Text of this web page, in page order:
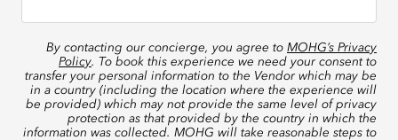
By contacting our concierge, you agree to MOHG’s Privacy
Policy. To book this experience we need your consent to
transfer your personal information to the Vendor which may be
in a country (including the location where the experience will
be provided) which may not provide the same level of privacy
protection as that provided by the country in which the
information was collected. MOHG will take reasonable steps to